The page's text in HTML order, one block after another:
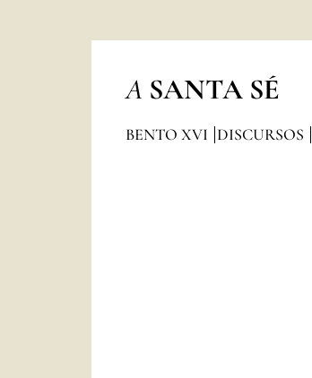
A SANTA SÉ
BENTO XVI DISCURSOS